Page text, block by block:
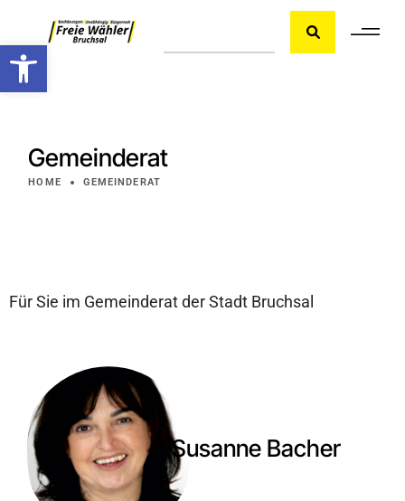
Werkzeugleiste öffnen
Gemeinderat
HOME GEMEINDERAT
Für Sie im Gemeinderat der Stadt Bruchsal
Susanne Bacher